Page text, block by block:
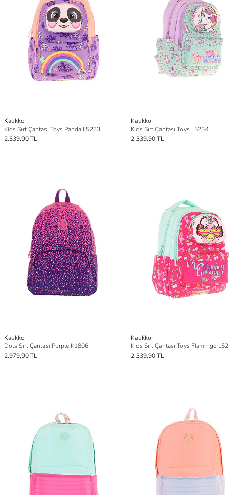
Kaukko
Kids Sırt Çantası Toys Panda L5233
2.339,90 TL
Kaukko
Kids Sırt Çantası Toys L5234
2.339,90 TL
Kaukko
Dots Sırt Çantası Purple K1806
2.979,90 TL
Kaukko
Kids Sırt Çantası Toys Flamingo
2.339,90 TL